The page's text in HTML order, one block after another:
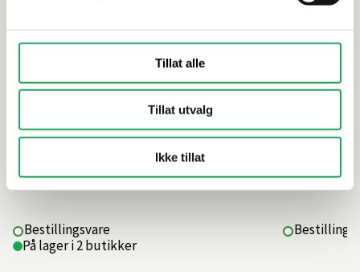
Tillat alle
Tillat utvalg
Ikke tillat
1 190,–
Bestillingsvare
På lager i 2 butikker
690,–